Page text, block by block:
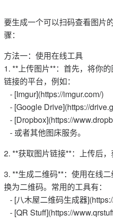
要生成一个可以扫码查看图片
骤：
方法一：使用在线工具
1. **上传图片**：首先，将你
链接的平台，例如：
- [Imgur](https://imgur.com/)
- [Google Drive](https://
- [Dropbox](https://
- 或者其他图床服务。
2. **获取图片链接**：上传后，
3. **生成二维码**：使用在线
换为二维码。常用的工具有：
- [八木屋二维码生成器
- [QR Stuff](https://